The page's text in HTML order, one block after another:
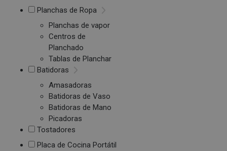
Planchas de Ropa
Planchas de vapor
Centros de
Planchado
Tablas de Planchar
Batidoras
Amasadoras
Batidoras de Vaso
Batidoras de Mano
Picadoras
Tostadores
Placa de Cocina Portátil